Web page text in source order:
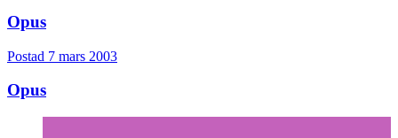
Opus
Postad 7 mars 2003
Opus